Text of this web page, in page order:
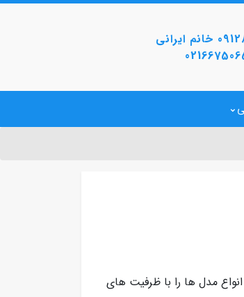
ایرانی
مدل ها را با ظرفیت های